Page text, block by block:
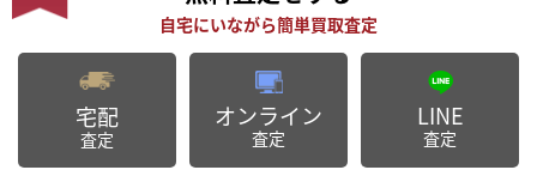
宅配
査定
オンライン
査定
LINE
査定